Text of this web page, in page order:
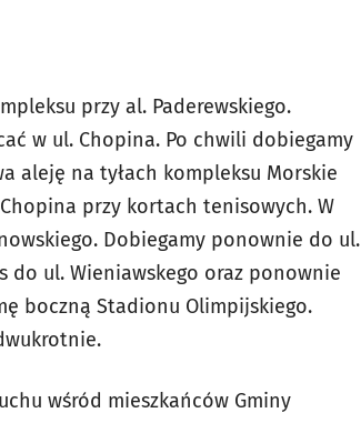
przy al. Paderewskiego.
w ul. Chopina. Po chwili dobiegamy
aleję na tyłach kompleksu Morskie
przy kortach tenisowych. W
Dobiegamy ponownie do ul.
do ul. Wieniawskego oraz ponownie
boczną Stadionu Olimpijskiego.
wśród mieszkańców Gminy